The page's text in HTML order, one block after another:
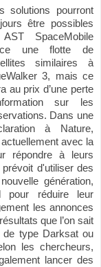
solutions pourront
être possibles
SpaceMobile
une flotte de
similaires à
3, mais ce
au prix d’une perte
sur les
Dans une
à Nature,
avec la
répondre à leurs
d'utiliser des
génération,
pour réduire leur
les annonces
que l’on sait
de type Darksat ou
les chercheurs,
lancer des